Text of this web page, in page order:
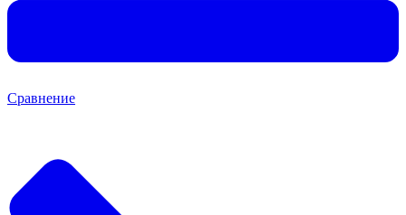
Сравнение